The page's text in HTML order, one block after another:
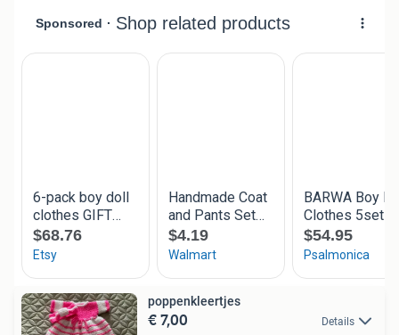
poppenkleertjes
€ 7,00 Details